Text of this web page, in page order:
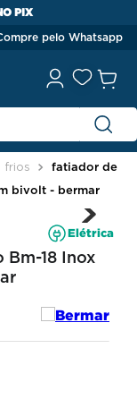
PIX
pelo Whatsapp
frios
fatiador de
bivolt - bermar
Elétrica
18 Inox